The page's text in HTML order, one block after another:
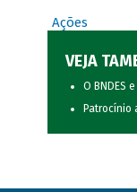
Ações
VEJA
O BNDES
Patrocínio